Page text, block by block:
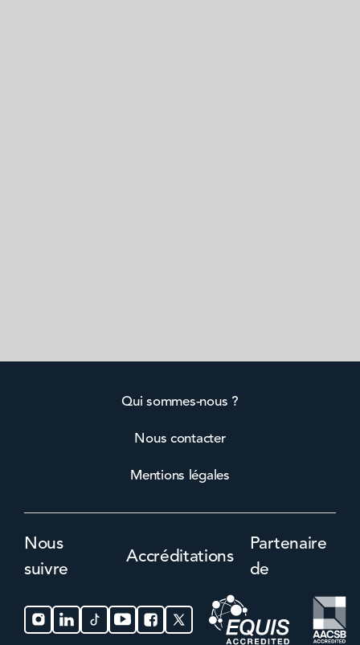
Qui sommes-nous ?
Nous contacter
Mentions légales
Nous
suivre
Accréditations
Partenaire
de